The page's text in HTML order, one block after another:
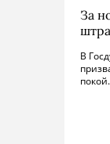
За
В
покой.